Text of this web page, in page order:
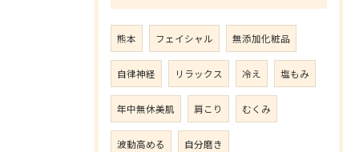
熊本 フェイシャル 無添加化粧品
自律神経 リラックス 冷え 塩もみ
年中無休美肌 肩こり むくみ
波動高める 自分磨き